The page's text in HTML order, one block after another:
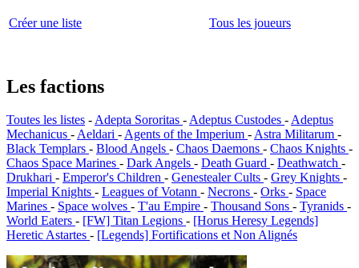
Créer une liste Tous les joueurs
Les factions
Toutes les listes -Adepta Sororitas -Adeptus Custodes -Adeptus
Mechanicus -Aeldari -Agents of the Imperium -Astra Militarum -
Black Templars - Blood Angels - Chaos Daemons - Chaos Knights -
Chaos Space Marines - Dark Angels - Death Guard - Deathwatch -
Drukhari - Emperor's Children - Genestealer Cults - Grey Knights -
Imperial Knights - Leagues of Votann - Necrons - Orks - Space
Marines - Space wolves - T'au Empire - Thousand Sons - Tyranids -
World Eaters - [FW] Titan Legions - [Horus Heresy Legends]
Heretic Astartes - [Legends] Fortifications et Non Alignés